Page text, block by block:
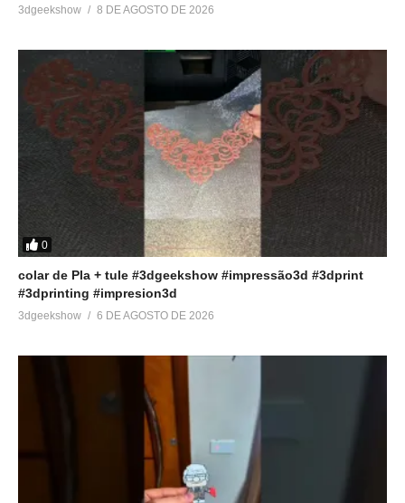
3dgeekshow 8 DE AGOSTO DE 2026
0
colar de Pla + tule #3dgeekshow #impressão3d #3dprint
#3dprinting #impresion3d
3dgeekshow 6 DE AGOSTO DE 2026